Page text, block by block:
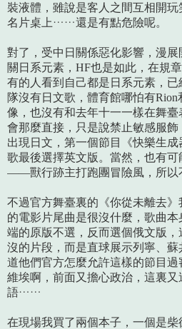
裝液體，雖說是客人之間互相開
名片桌上……還是有點危險呢。
對了，受中日關係惡化影響，漫
關日系元素，HF也是如此，在規
有的人看到自己都是日系元素，
隊沒有日文歌，體育館哪怕有Rion
像，也沒有和去年十一一樣在舞
會那麼直接，只是說禁止敏感服
出現日文，第一個節目《快樂生
歌最後選擇英文版。當然，也有
——獸行跡主打跑團冒險風，所以
不過官方舞臺裏的《你從未離去
的電影片尾曲是很沒什麼，歌曲
端的原版不選，反而選個俄文版
沒的片段，而是直球展示列寧、
道他們官方怎麼允許這樣的節目
維埃啊，前面又擔心政治，這裏
語……
在現場我買了兩個本子，一個是